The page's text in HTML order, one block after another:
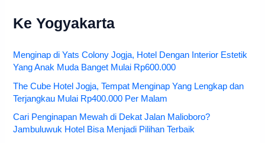
Ke Yogyakarta
Menginap di Yats Colony Jogja, Hotel Dengan Interior Estetik
Yang Anak Muda Banget Mulai Rp600.000
The Cube Hotel Jogja, Tempat Menginap Yang Lengkap dan
Terjangkau Mulai Rp400.000 Per Malam
Cari Penginapan Mewah di Dekat Jalan Malioboro?
Jambuluwuk Hotel Bisa Menjadi Pilihan Terbaik